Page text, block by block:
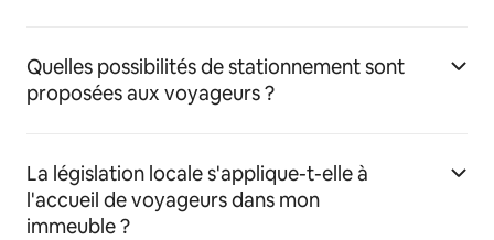
Quelles possibilités de stationnement sont
proposées aux voyageurs ?
La législation locale s'applique-t-elle à
l'accueil de voyageurs dans mon
immeuble ?